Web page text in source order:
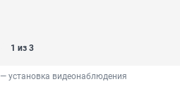
1 из 3
установка видеонаблюдения